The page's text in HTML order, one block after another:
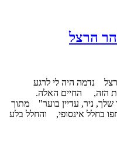
הרצל
נדמה היה לי לרגע
הזה, החיים האלה.
ניר, עדיין בוער" מתוך
בחלל אינסופי, והחלל בלע